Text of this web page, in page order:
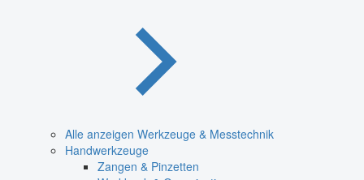
Alle anzeigen Werkzeuge & Messtechnik
Handwerkzeuge
Zangen & Pinzetten